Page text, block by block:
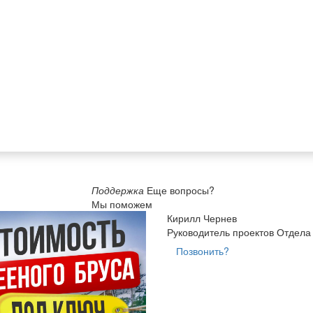
Поддержка Еще вопросы?
Мы поможем
Кирилл Чернев
Руководитель проектов
Позвонить?